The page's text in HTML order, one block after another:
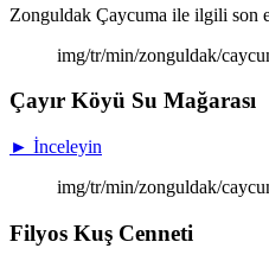
Zonguldak Çaycuma ile ilgili son
img/tr/min/zonguldak/
Çayır Köyü Su Mağarası
► İnceleyin
img/tr/min/zonguldak/
Filyos Kuş Cenneti